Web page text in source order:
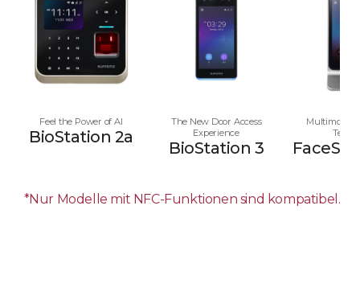
Feel the Power of AI
BioStation 2a
The New Door Access
Experience
BioStation 3
*Nur Modelle mit NFC-Funktionen sind kompatibel.